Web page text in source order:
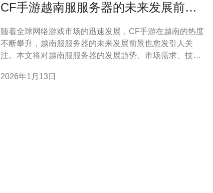
CF手游越南服服务器的未来发展前景
随着全球网络游戏市场的迅速发展，CF手游在越南的热度
不断攀升，越南服服务器的未来发展前景也愈发引人关
注。本文将对越南服服务器的发展趋势、市场需求、技术
电讯作为优质的网络服务提供商，以助力玩家获得更好的
2026年1月13日